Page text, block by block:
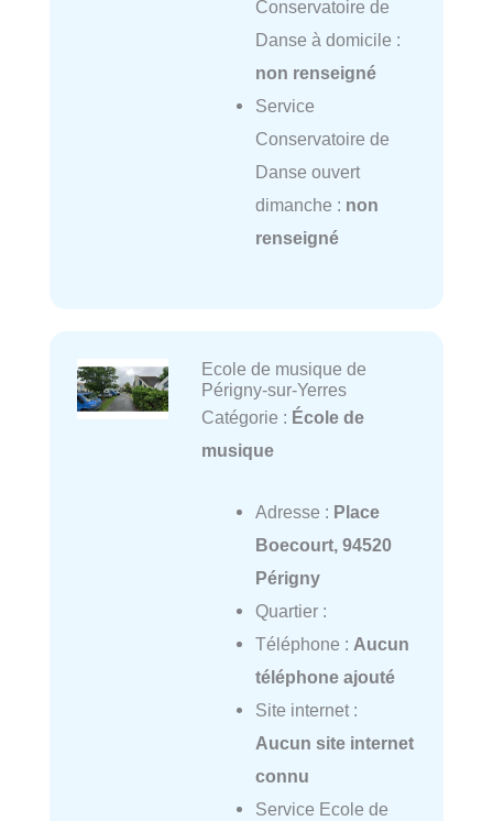
Conservatoire de
Danse à domicile :
non renseigné
Service
Conservatoire de
Danse ouvert
dimanche : non
renseigné
Ecole de musique de
Périgny-sur-Yerres
Catégorie : École de
musique
Adresse : Place
Boecourt, 94520
Périgny
Quartier :
Téléphone : Aucun
téléphone ajouté
Site internet :
Aucun site internet
connu
Service Ecole de